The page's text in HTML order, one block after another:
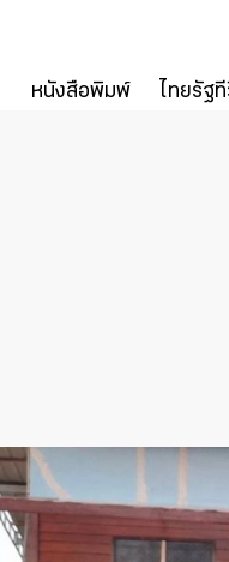
หนังสือพิมพ์ ไทยรัฐ